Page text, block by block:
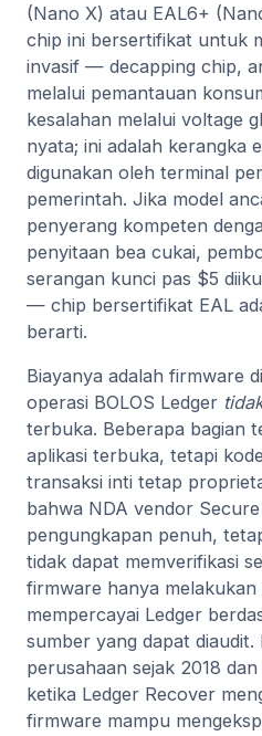
(Nano X) atau EAL6+
chip ini bersertifikat untuk
invasif — decapping chip,
melalui pemantauan
kesalahan melalui voltage
nyata; ini adalah kerangka
digunakan oleh terminal
pemerintah. Jika model
penyerang kompeten
penyitaan bea cukai,
serangan kunci pas $5
— chip bersertifikat EAL
berarti.
Biayanya adalah firmware
operasi BOLOS Ledger
terbuka. Beberapa bagian
aplikasi terbuka, tetapi
transaksi inti tetap
bahwa NDA vendor
pengungkapan penuh,
tidak dapat memverifikasi
firmware hanya melakukan
mempercayai Ledger
sumber yang dapat
perusahaan sejak 2018
ketika Ledger Recover
firmware mampu